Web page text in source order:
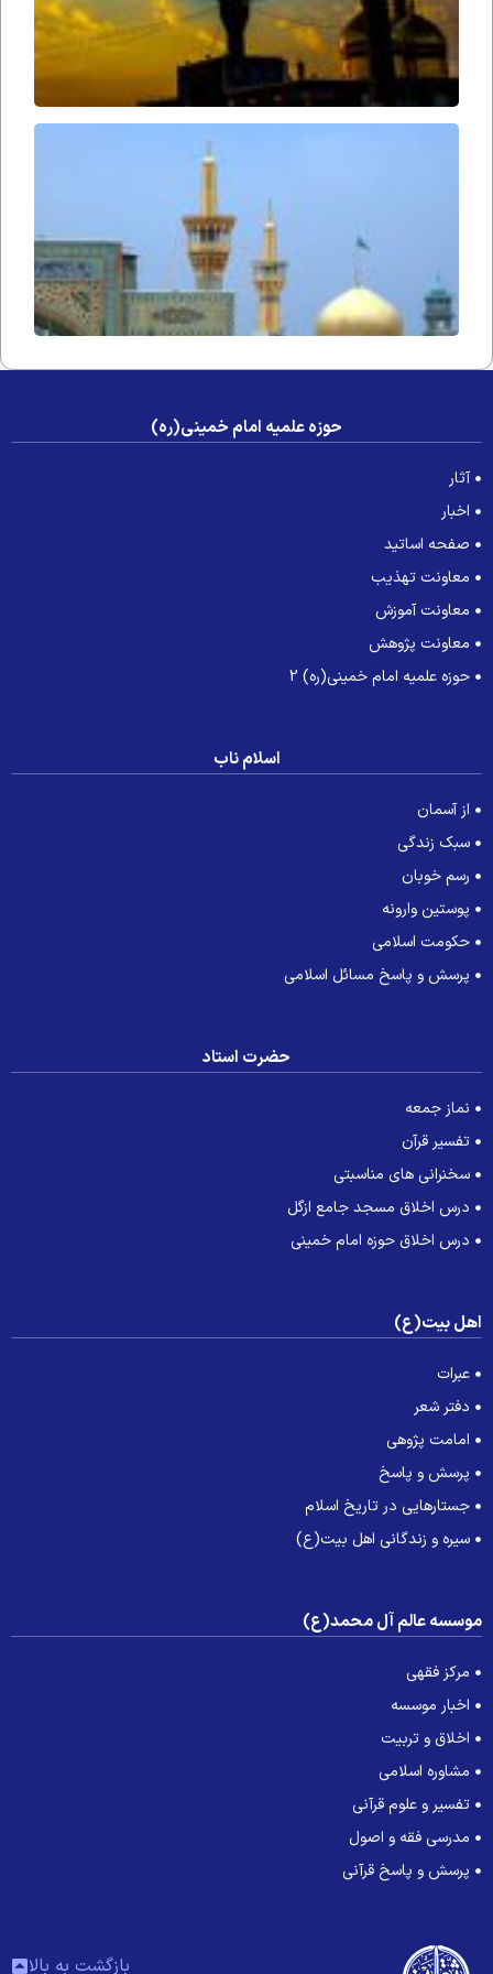
حوزه علمیه امام خمینی(ره)
آثار
اخبار
صفحه اساتید
معاونت تهذیب
معاونت آموزش
معاونت پژوهش
حوزه علمیه امام خمینی(ره) 2
اسلام ناب
از آسمان
سبک زندگی
رسم خوبان
پوستین وارونه
حکومت اسلامی
پرسش و پاسخ مسائل اسلامی
حضرت استاد
نماز جمعه
تفسیر قرآن
سخنرانی های مناسبتی
درس اخلاق مسجد جامع ازگل
درس اخلاق حوزه امام خمینی
بیت(ع)
عبرات
دفتر شعر
امامت پژوهی
پرسش و پاسخ
جستارهایی در تاریخ اسلام
سیره و زندگانی اهل بیت(ع)
عالم آل محمد(ع)
مرکز فقهی
اخبار موسسه
اخلاق و تربیت
مشاوره اسلامی
تفسیر و علوم قرآنی
مدرسی فقه و اصول
پرسش و پاسخ قرآنی
بازگشت به بالا